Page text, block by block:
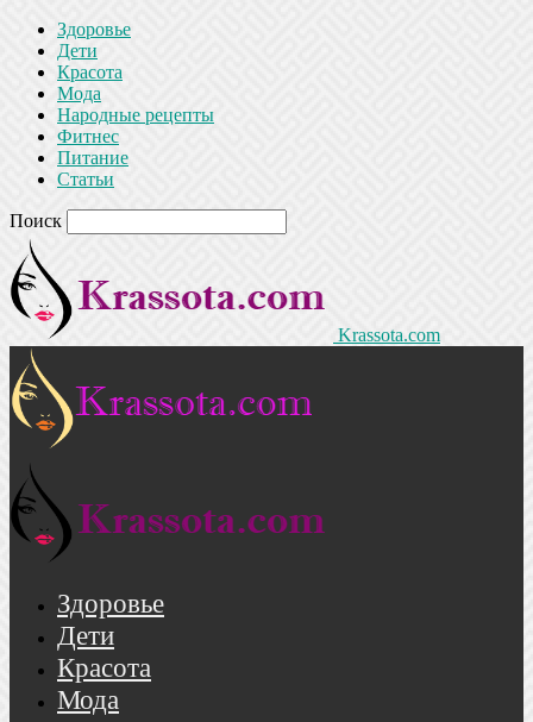
Здоровье
Дети
Красота
Мода
Народные рецепты
Фитнес
Питание
Статьи
Поиск
Krassota.com
Здоровье
Дети
Красота
Мода